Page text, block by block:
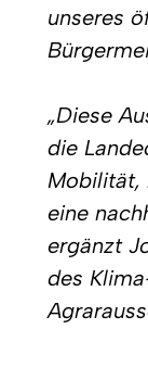
unseres
„Diese
die
Mobilität,
eine
ergänzt
des